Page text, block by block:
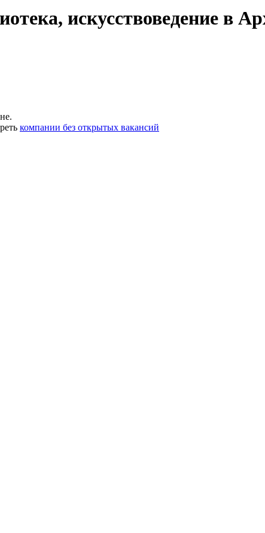
искусствоведение в
компании без открытых вакансий